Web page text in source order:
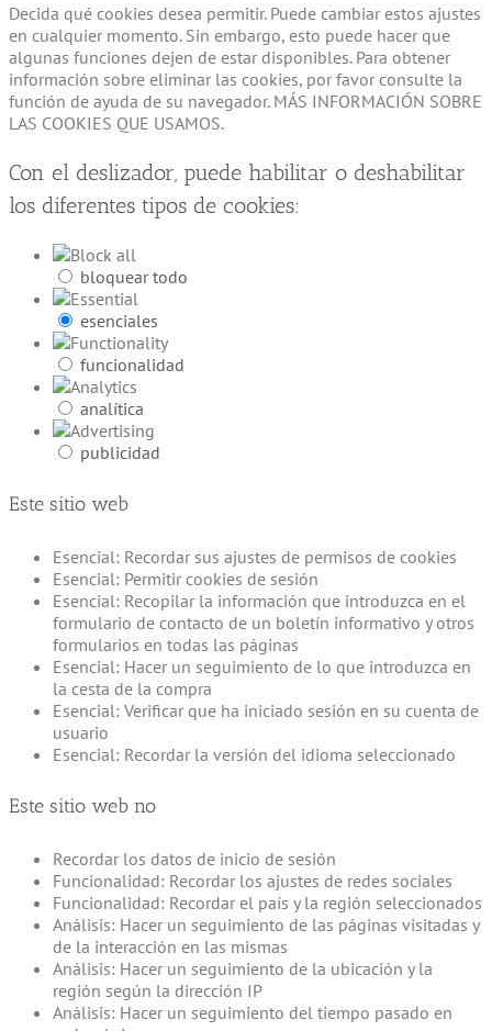
Decida qué cookies desea permitir. Puede cambiar estos ajustes
en cualquier momento. Sin embargo, esto puede hacer que
algunas funciones dejen de estar disponibles. Para obtener
información sobre eliminar las cookies, por favor consulte la
función de ayuda de su navegador. MÁS INFORMACIÓN SOBRE
LAS COOKIES QUE USAMOS.
Con el deslizador, puede habilitar o deshabilitar
los diferentes tipos de cookies:
bloquear todo
esenciales
funcionalidad
analítica
publicidad
Este sitio web
Esencial: Recordar sus ajustes de permisos de cookies
Esencial: Permitir cookies de sesión
Esencial: Recopilar la información que introduzca en el
formulario de contacto de un boletín informativo y otros
formularios en todas las páginas
Esencial: Hacer un seguimiento de lo que introduzca en
la cesta de la compra
Esencial: Verificar que ha iniciado sesión en su cuenta de
usuario
Esencial: Recordar la versión del idioma seleccionado
Este sitio web no
Recordar los datos de inicio de sesión
Funcionalidad: Recordar los ajustes de redes sociales
Funcionalidad: Recordar el país y la región seleccionados
Análisis: Hacer un seguimiento de las páginas visitadas y
de la interacción en las mismas
Análisis: Hacer un seguimiento de la ubicación y la
región según la dirección IP
Análisis: Hacer un seguimiento del tiempo pasado en